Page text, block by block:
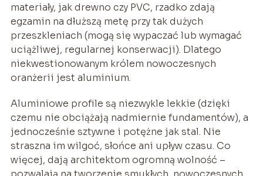
materiały, jak drewno czy PVC, rzadko zdają
egzamin na dłuższą metę przy tak dużych
przeszkleniach (mogą się wypaczać lub wymagać
uciążliwej, regularnej konserwacji). Dlatego
niekwestionowanym królem nowoczesnych
oranżerii jest aluminium.
Aluminiowe profile są niezwykle lekkie (dzięki
czemu nie obciążają nadmiernie fundamentów), a
jednocześnie sztywne i potężne jak stal. Nie
straszna im wilgoć, słońce ani upływ czasu. Co
więcej, dają architektom ogromną wolność –